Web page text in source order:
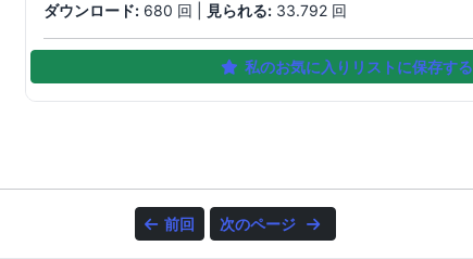
ダウンロード: 680 回 | 見られる: 33.792 回
私のお気に入りリストに保存する
前回 次のページ